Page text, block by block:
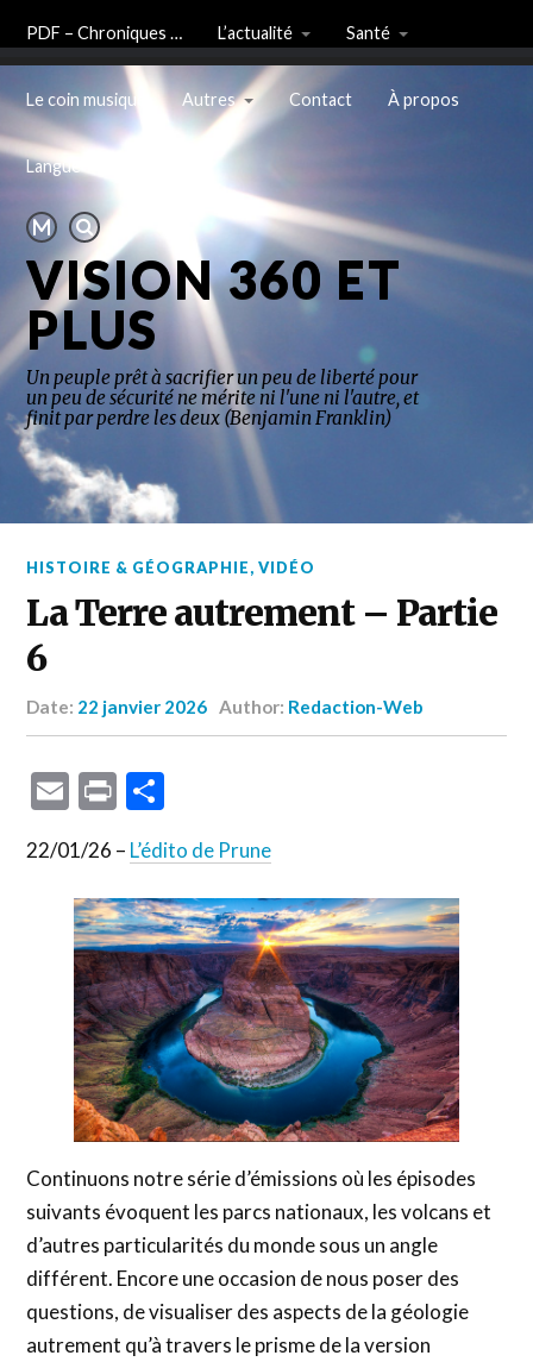
PDF – Chroniques … L’actualité Santé
Le coin musique Autres Contact À propos
Langue
VISION 360 ET
PLUS
Un peuple prêt à sacrifier un peu de liberté pour
un peu de sécurité ne mérite ni l'une ni l'autre, et
finit par perdre les deux (Benjamin Franklin)
HISTOIRE & GÉOGRAPHIE,VIDÉO
La Terre autrement – Partie
6
Date: 22 janvier 2026 Author: Redaction-Web
Email
Print
22/01/26 – L’édito de Prune
Continuons notre série d’émissions où les épisodes
suivants évoquent les parcs nationaux, les volcans et
d’autres particularités du monde sous un angle
différent. Encore une occasion de nous poser des
questions, de visualiser des aspects de la géologie
autrement qu’à travers le prisme de la version